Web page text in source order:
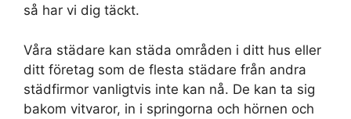
så har vi dig täckt.
Våra städare kan städa områden i ditt hus eller
ditt företag som de flesta städare från andra
städfirmor vanligtvis inte kan nå. De kan ta sig
bakom vitvaror, in i springorna och hörnen och